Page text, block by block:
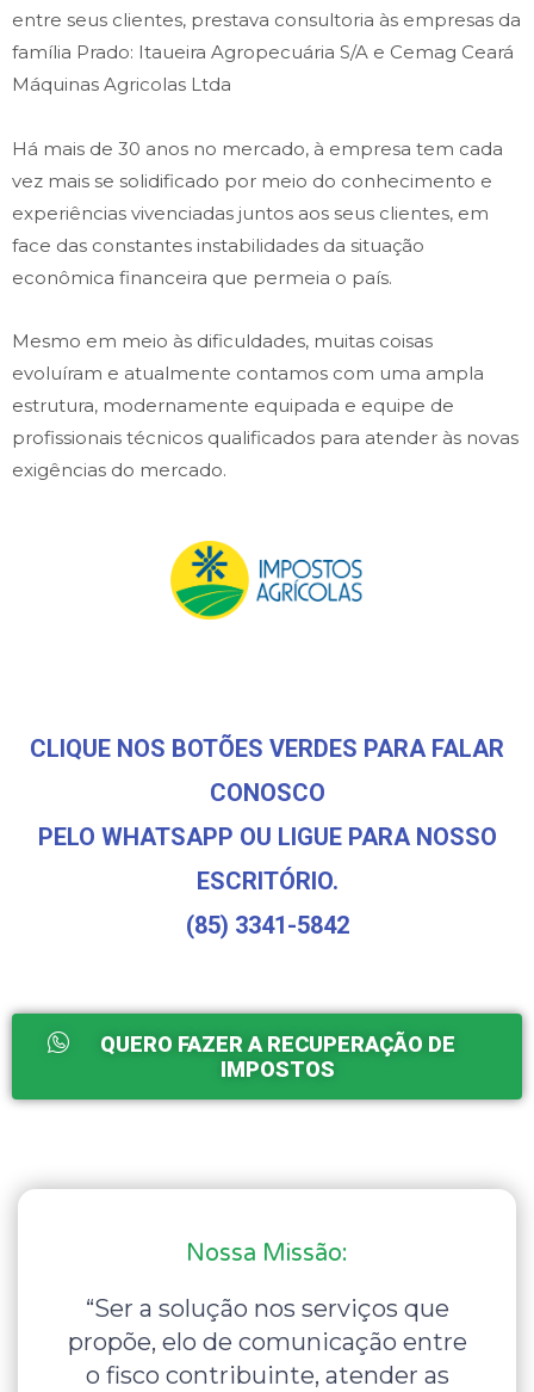
entre seus clientes, prestava consultoria às empresas da
família Prado: Itaueira Agropecuária S/A e Cemag Ceará
Máquinas Agricolas Ltda
Há mais de 30 anos no mercado, à empresa tem cada
vez mais se solidificado por meio do conhecimento e
experiências vivenciadas juntos aos seus clientes, em
face das constantes instabilidades da situação
econômica financeira que permeia o país.
Mesmo em meio às dificuldades, muitas coisas
evoluíram e atualmente contamos com uma ampla
estrutura, modernamente equipada e equipe de
profissionais técnicos qualificados para atender às novas
exigências do mercado.
CLIQUE NOS BOTÕES VERDES PARA FALAR
CONOSCO
PELO WHATSAPP OU LIGUE PARA NOSSO
ESCRITÓRIO.
(85) 3341-5842
QUERO FAZER A RECUPERAÇÃO DE
IMPOSTOS
Nossa Missão:
“Ser a solução nos serviços que
propõe, elo de comunicação entre
o fisco contribuinte, atender as